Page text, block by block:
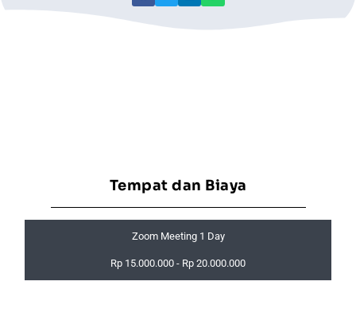
Tempat dan Biaya
Zoom Meeting 1 Day
Rp 15.000.000 - Rp 20.000.000